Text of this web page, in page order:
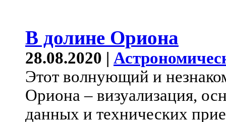
В долине Ориона
28.08.2020 |
Этот волнующий и
Ориона – визуализация,
данных и технических